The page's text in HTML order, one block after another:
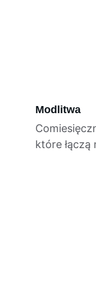
Modlitwa
które